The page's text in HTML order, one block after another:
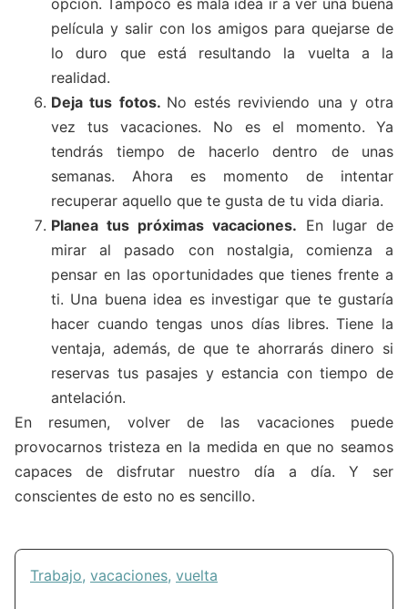
película y salir con los amigos para quejarse de
lo duro que está resultando la vuelta a la
realidad.
Deja tus fotos. No estés reviviendo una y otra
vez tus vacaciones. No es el momento.
Ya
tendrás tiempo de hacerlo dentro de unas
semanas. Ahora es momento de intentar
recuperar aquello que te gusta de tu vida diaria.
Planea tus próximas vacaciones. En lugar de
mirar al pasado con nostalgia, comienza a
pensar en las oportunidades que tienes frente a
ti. Una buena idea es investigar que te gustaría
hacer cuando tengas unos días libres. Tiene la
ventaja, además, de que te ahorrarás dinero si
reservas tus pasajes y estancia con tiempo de
antelación.
En resumen, volver de las vacaciones puede
provocarnos tristeza en la medida en que no seamos
capaces de disfrutar nuestro día a día. Y ser
conscientes de esto no es sencillo.
Trabajo, vacaciones, vuelta